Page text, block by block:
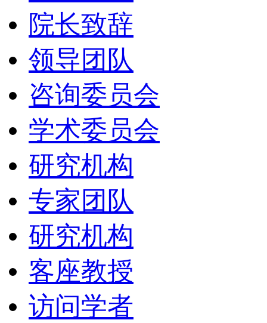
院长致辞
领导团队
咨询委员会
学术委员会
研究机构
专家团队
研究机构
客座教授
访问学者